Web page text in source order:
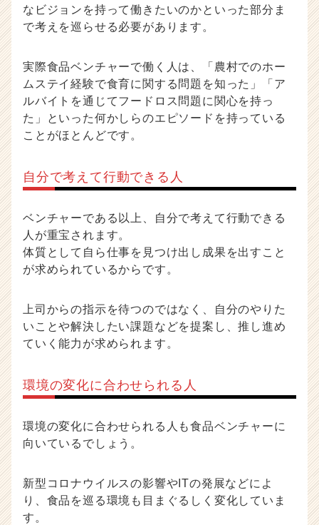
なビジョンを持って働きたいのかといった部分ま
で考えを巡らせる必要があります。
実際食品ベンチャーで働く人は、「農村でのホー
ムステイ経験で食育に関する問題を知った」「ア
ルバイトを通じてフードロス問題に関心を持っ
た」といった何かしらのエピソードを持っている
ことがほとんどです。
自分で考えて行動できる人
ベンチャーである以上、自分で考えて行動できる
人が重宝されます。
体質として自ら仕事を見つけ出し成果を出すこと
が求められているからです。
上司からの指示を待つのではなく、自分のやりた
いことや解決したい課題などを提案し、推し進め
ていく能力が求められます。
環境の変化に合わせられる人
環境の変化に合わせられる人も食品ベンチャーに
向いているでしょう。
新型コロナウイルスの影響やITの発展などによ
り、食品を巡る環境も目まぐるしく変化していま
す。